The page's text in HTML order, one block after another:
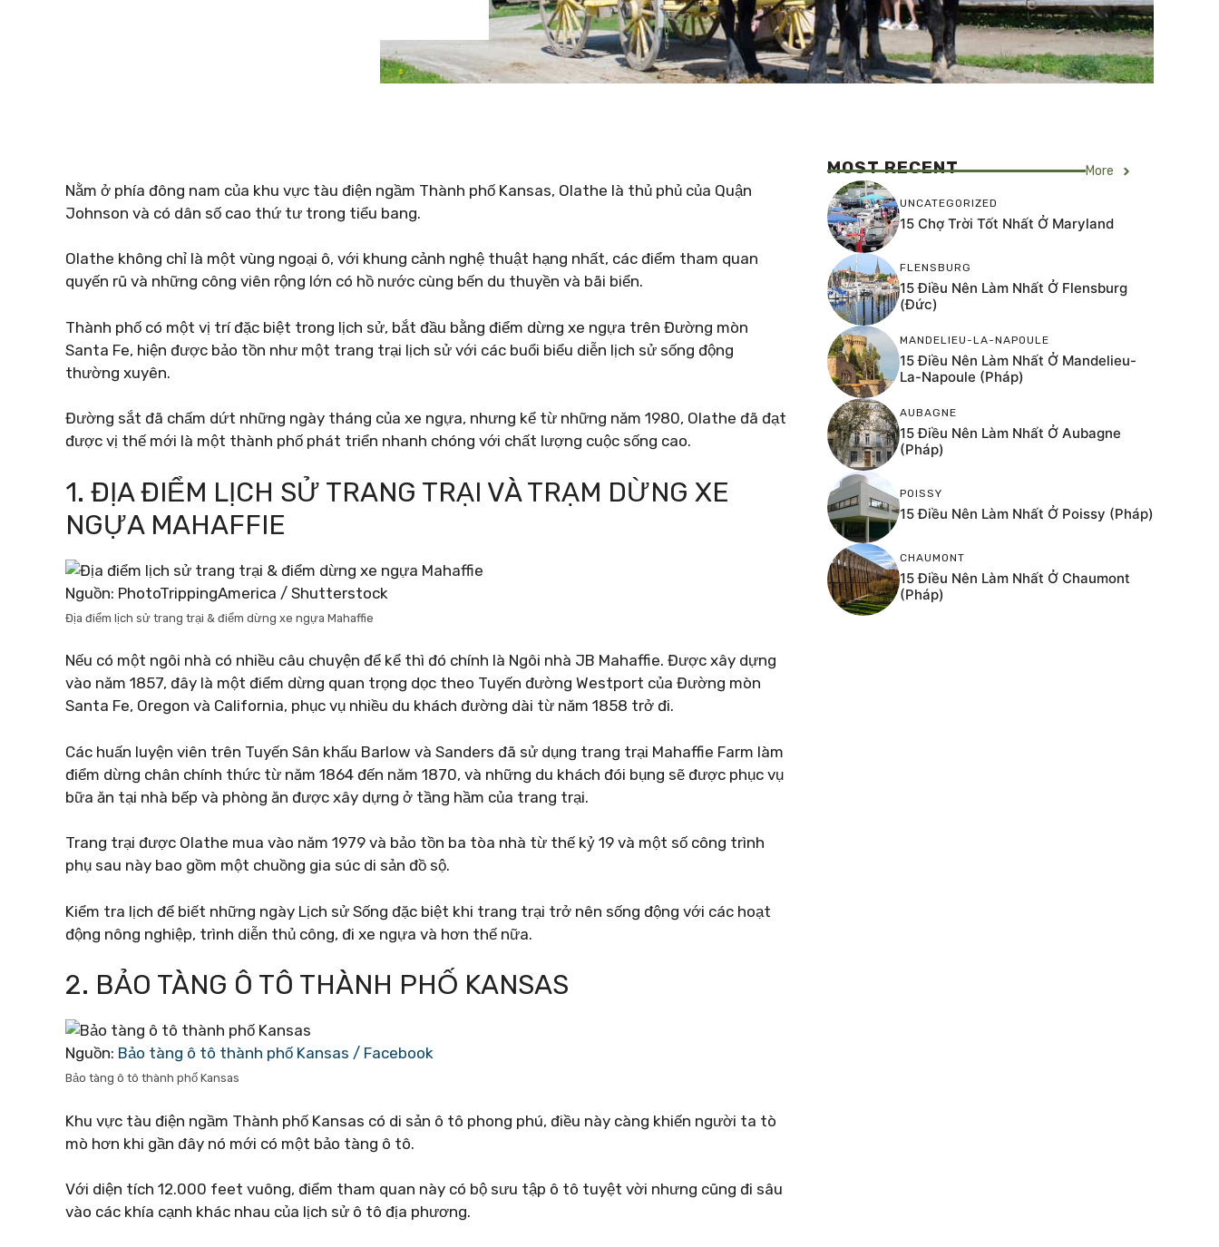
Nằm ở phía đông nam của khu vực tàu điện ngầm Thành phố Kansas, Olathe là thủ phủ của Quận
Johnson và có dân số cao thứ tư trong tiểu bang.
Olathe không chỉ là một vùng ngoại ô, với khung cảnh nghệ thuật hạng nhất, các điểm tham quan
quyến rũ và những công viên rộng lớn có hồ nước cùng bến du thuyền và bãi biển.
Thành phố có một vị trí đặc biệt trong lịch sử, bắt đầu bằng điểm dừng xe ngựa trên Đường mòn
Santa Fe, hiện được bảo tồn như một trang trại lịch sử với các buổi biểu diễn lịch sử sống động
thường xuyên.
Đường sắt đã chấm dứt những ngày tháng của xe ngựa, nhưng kể từ những năm 1980, Olathe đã đạt
được vị thế mới là một thành phố phát triển nhanh chóng với chất lượng cuộc sống cao.
1. ĐỊA ĐIỂM LỊCH SỬ TRANG TRẠI VÀ TRẠM DỪNG XE
NGỰA MAHAFFIE
Nguồn: PhotoTrippingAmerica / Shutterstock
Địa điểm lịch sử trang trại & điểm dừng xe ngựa Mahaffie
Nếu có một ngôi nhà có nhiều câu chuyện để kể thì đó chính là Ngôi nhà JB Mahaffie. Được xây dựng
vào năm 1857, đây là một điểm dừng quan trọng dọc theo Tuyến đường Westport của Đường mòn
Santa Fe, Oregon và California, phục vụ nhiều du khách đường dài từ năm 1858 trở đi.
Các huấn luyện viên trên Tuyến Sân khấu Barlow và Sanders đã sử dụng trang trại Mahaffie Farm làm
điểm dừng chân chính thức từ năm 1864 đến năm 1870, và những du khách đói bụng sẽ được phục vụ
bữa ăn tại nhà bếp và phòng ăn được xây dựng ở tầng hầm của trang trại.
Trang trại được Olathe mua vào năm 1979 và bảo tồn ba tòa nhà từ thế kỷ 19 và một số công trình
phụ sau này bao gồm một chuồng gia súc di sản đồ sộ.
Kiểm tra lịch để biết những ngày Lịch sử Sống đặc biệt khi trang trại trở nên sống động với các hoạt
động nông nghiệp, trình diễn thủ công, đi xe ngựa và hơn thế nữa.
2. BẢO TÀNG Ô TÔ THÀNH PHỐ KANSAS
Nguồn: Bảo tàng ô tô thành phố Kansas / Facebook
Bảo tàng ô tô thành phố Kansas
Khu vực tàu điện ngầm Thành phố Kansas có di sản ô tô phong phú, điều này càng khiến người ta tò
mò hơn khi gần đây nó mới có một bảo tàng ô tô.
Với diện tích 12.000 feet vuông, điểm tham quan này có bộ sưu tập ô tô tuyệt vời nhưng cũng đi sâu
vào các khía cạnh khác nhau của lịch sử ô tô địa phương.
MOST RECENT More
UNCATEGORIZED
15 Chợ Trời Tốt Nhất Ở Maryland
FLENSBURG
15 Điều Nên Làm Nhất Ở Flensburg
(Đức)
MANDELIEU-LA-NAPOULE
15 Điều Nên Làm Nhất Ở Mandelieu-
La-Napoule (Pháp)
AUBAGNE
15 Điều Nên Làm Nhất Ở Aubagne
(Pháp)
POISSY
15 Điều Nên Làm Nhất Ở Poissy (Pháp)
CHAUMONT
15 Điều Nên Làm Nhất Ở Chaumont
(Pháp)